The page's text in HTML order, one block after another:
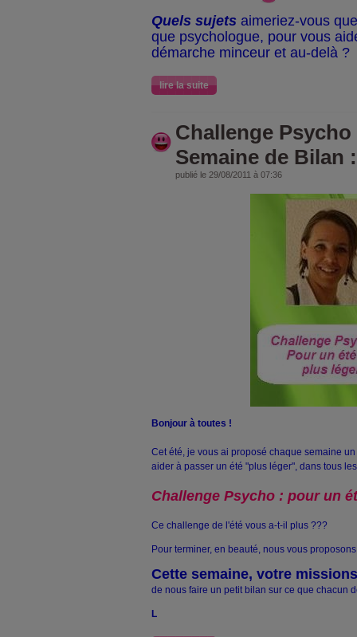
Quels sujets aimeriez-vous
que psychologue, pour vous
démarche minceur et au-delà ?
lire la suite
Challenge
Semaine de Bilan
publié le 29/08/2011 à 07:36
Bonjour à toutes !
Cet été, je vous ai proposé chaque semaine
aider à passer un été "plus léger", dans tous
Challenge Psycho : pour un
Ce challenge de l'été vous a-t-il plus ???
Pour terminer, en beauté, nous vous
Cette semaine, votre
de nous faire un petit bilan sur ce que chacun
L